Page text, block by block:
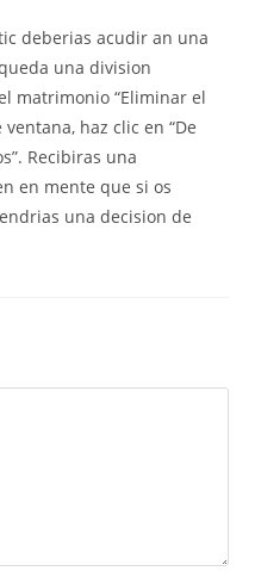
deberias acudir an una
una division
matrimonio “Eliminar el
haz clic en “De
Recibiras una
en mente que si os
una decision de